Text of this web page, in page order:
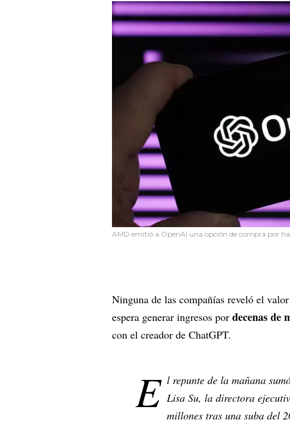
AMD emitió a OpenAI una opción de compra por
Ninguna de las compañías reveló el
espera generar ingresos por decenas de
con el creador de ChatGPT.
E l repunte de la mañana
Lisa Su, la directora
millones tras una suba del